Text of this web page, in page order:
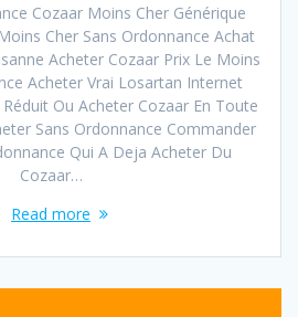
Cozaar Moins Cher Générique
Cher Sans Ordonnance Achat
Acheter Cozaar Prix Le Moins
Acheter Vrai Losartan Internet
Ou Acheter Cozaar En Toute
Sans Ordonnance Commander
Qui A Deja Acheter Du
Cozaar…
Read more